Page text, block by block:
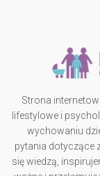
Strona
lifestylowe i
wychowaniu
pytania dotyczące
się wiedzą,